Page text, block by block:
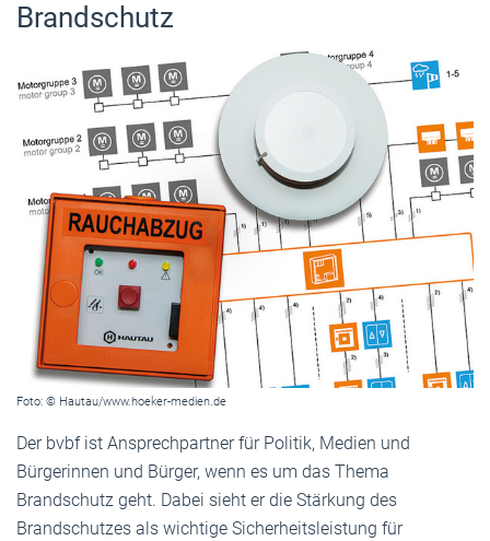
Brandschutz
Foto: © Hautau/www.hoeker-medien.de
Der bvbf ist Ansprechpartner für Politik, Medien und
Bürgerinnen und Bürger, wenn es um das Thema
Brandschutz geht. Dabei sieht er die Stärkung des
Brandschutzes als wichtige Sicherheitsleistung für